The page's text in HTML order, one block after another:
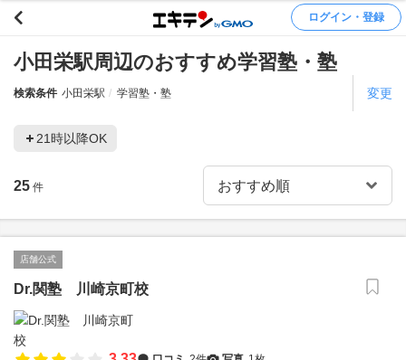
ログイン・登録
小田栄駅周辺のおすすめ学習塾・塾
検索条件 小田栄駅 学習塾・塾 変更
21時以降OK
25 件
店舗公式
Dr.関塾 川崎京町校